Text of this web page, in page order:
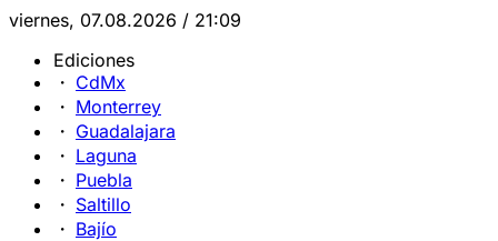
viernes, 07.08.2026 / 21:09
Ediciones
CdMx
Monterrey
Guadalajara
Laguna
Puebla
Saltillo
Bajío